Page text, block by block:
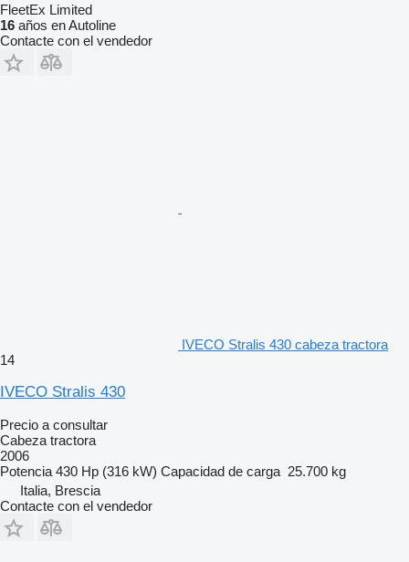
FleetEx Limited
16 años en Autoline
Contacte con el vendedor
IVECO Stralis 430 cabeza tractora
14
IVECO Stralis 430
Precio a consultar
Cabeza tractora
2006
Potencia 430 Hp (316 kW) Capacidad de carga 25.700 kg
Italia, Brescia
Contacte con el vendedor